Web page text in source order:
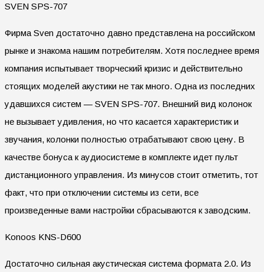
SVEN SPS-707
Фирма Sven достаточно давно представлена на российском
рынке и знакома нашим потребителям. Хотя последнее время
компания испытывает творческий кризис и действительно
стоящих моделей акустики не так много. Одна из последних
удавшихся систем — SVEN SPS-707. Внешний вид колонок
не вызывает удивления, но что касается характеристик и
звучания, колонки полностью отрабатывают свою цену. В
качестве бонуса к аудиосистеме в комплекте идет пульт
дистанционного управления. Из минусов стоит отметить, тот
факт, что при отключении системы из сети, все
произведенные вами настройки сбрасываются к заводским.
Konoos KNS-D600
Достаточно сильная акустическая система формата 2.0. Из